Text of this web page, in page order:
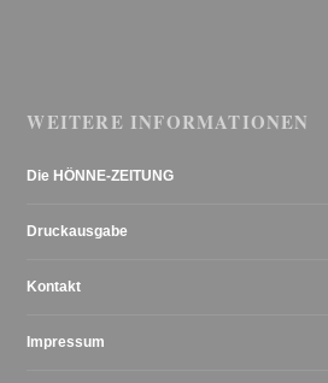
WEITERE INFORMATIONEN
Die HÖNNE-ZEITUNG
Druckausgabe
Kontakt
Impressum